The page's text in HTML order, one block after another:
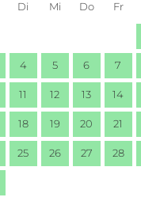
Di Mi Do Fr
4 5 6 7
11 12 13 14
18 19 20 21
25 26 27 28